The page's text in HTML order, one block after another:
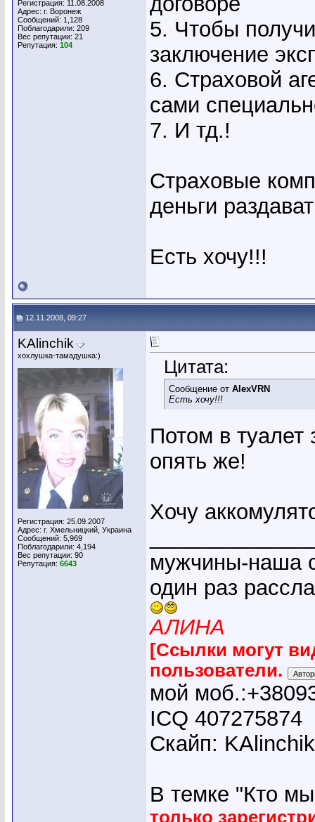
Регистрация: 11.08.2008
Адрес: г. Воронеж
Сообщений: 1,128
Поблагодарили: 209
Вес репутации: 21
Репутация: 104
5. Чтобы
заключение
6. Страховой
сами
7. И тд.!
Страховые
деньги
Есть хочу!!!
12.11.2008, 09:27
KAlinchik
хохлушка-тамадушка:)
Регистрация: 25.09.2007
Адрес: г. Хмельницкий, Украина
Сообщений: 5,969
Поблагодарили: 4,194
Вес репутации: 90
Репутация: 6643
Цитата:
Сообщение от AlexVRN
Есть хочу!!!
Потом в туалет
опять же!
Хочу
мужчины-наша
один раз
АЛИНА
[Ссылки могут
пользователи.
мой
ICQ 407275874
Скайп:
В темке "Кто
только